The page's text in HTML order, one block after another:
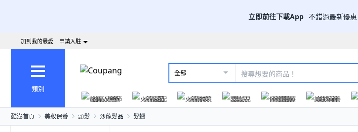
立即前往下載App 不錯過最新優
加到我的最愛 申請入駐
類別
全部
爸氣父親節
火箭速配 火箭跨境 嬰幼兒 保健醫療 美妝保養
酷澎首頁 美妝保養 頭髮 沙龍髮品 髮蠟